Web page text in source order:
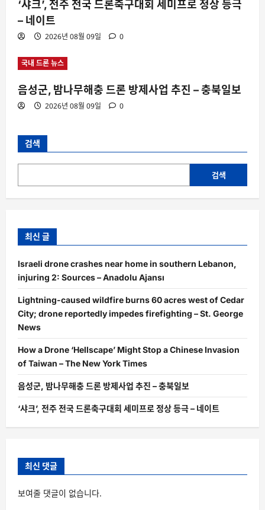
‘샤크’, 전주 전국 드론축구대회 세미프로 정상 등극
– 네이트
2026년 08월 09일 0
국내 드론 뉴스
음성군, 밤나무해충 드론 방제사업 추진 – 충북일보
2026년 08월 09일 0
검색
검색
최신 글
Israeli drone crashes near home in southern Lebanon,
injuring 2: Sources – Anadolu Ajansı
Lightning-caused wildfire burns 60 acres west of Cedar
City; drone reportedly impedes firefighting – St. George
News
How a Drone ‘Hellscape’ Might Stop a Chinese Invasion
of Taiwan – The New York Times
음성군, 밤나무해충 드론 방제사업 추진 – 충북일보
‘샤크’, 전주 전국 드론축구대회 세미프로 정상 등극 – 네이트
최신 댓글
보여줄 댓글이 없습니다.